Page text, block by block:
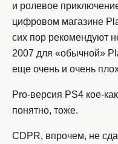
и ролевое
цифровом магазине
сих пор рекомендуют
2007 для «обычной»
еще очень и очень
Pro-версия PS4 кое-
понятно, тоже.
CDPR, впрочем, не